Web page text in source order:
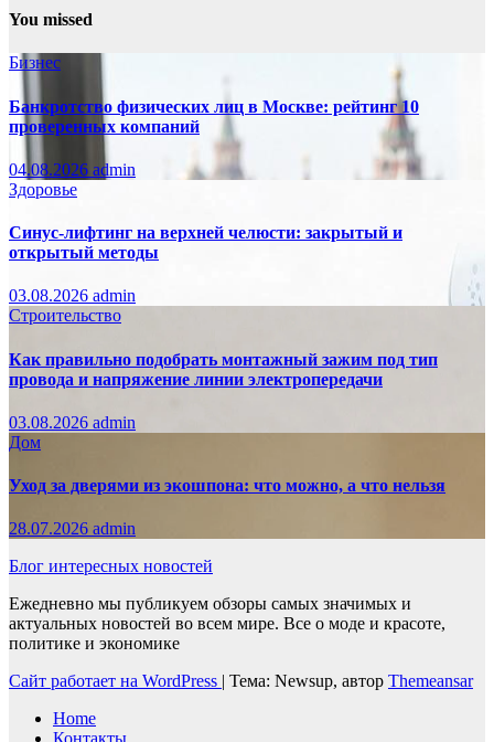
You missed
Бизнес
Банкротство физических лиц в Москве: рейтинг 10
проверенных компаний
04.08.2026 admin
Здоровье
Синус-лифтинг на верхней челюсти: закрытый и
открытый методы
03.08.2026 admin
Строительство
Как правильно подобрать монтажный зажим под тип
провода и напряжение линии электропередачи
03.08.2026 admin
Дом
Уход за дверями из экошпона: что можно, а что нельзя
28.07.2026 admin
Блог интересных новостей
Ежедневно мы публикуем обзоры самых значимых и
актуальных новостей во всем мире. Все о моде и красоте,
политике и экономике
Сайт работает на WordPress
Тема: Newsup, автор Themeansar
Home